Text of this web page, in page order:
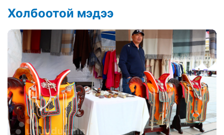
Холбоотой мэдээ